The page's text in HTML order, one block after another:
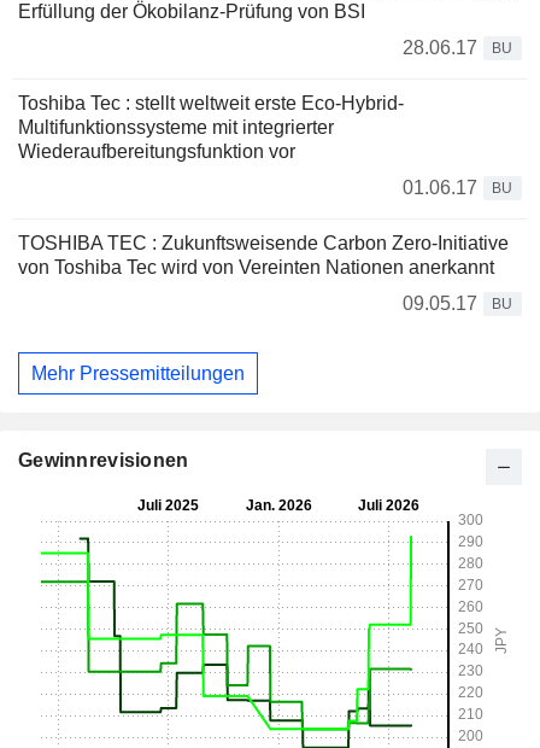
Erfüllung der Ökobilanz-Prüfung von BSI
28.06.17
BU
Toshiba Tec : stellt weltweit erste Eco-Hybrid-
Multifunktionssysteme mit integrierter
Wiederaufbereitungsfunktion vor
01.06.17
BU
TOSHIBA TEC : Zukunftsweisende Carbon Zero-Initiative
von Toshiba Tec wird von Vereinten Nationen anerkannt
09.05.17
BU
Mehr Pressemitteilungen
Gewinnrevisionen